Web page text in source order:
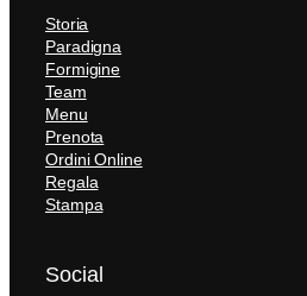
Storia
Paradigna
Formigine
Team
Menu
Prenota
Ordini Online
Regala
Stampa
Social